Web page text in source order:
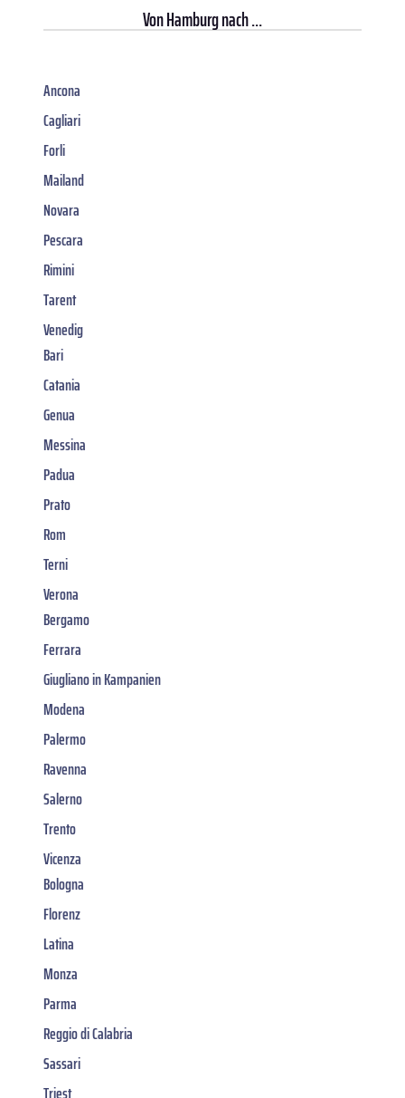
VonHamburgnach ...
Ancona
Cagliari
Forli
Mailand
Novara
Pescara
Rimini
Tarent
Venedig
Bari
Catania
Genua
Messina
Padua
Prato
Rom
Terni
Verona
Bergamo
Ferrara
Giugliano in Kampanien
Modena
Palermo
Ravenna
Salerno
Trento
Vicenza
Bologna
Florenz
Latina
Monza
Parma
Reggio di Calabria
Sassari